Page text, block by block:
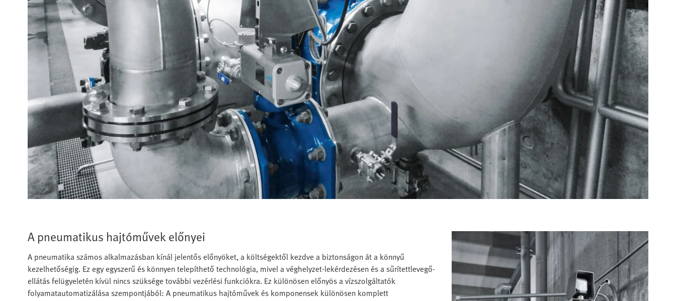
A pneumatikus hajtóművek előnyei
A pneumatika számos alkalmazásban kínál jelentős előnyöket, a költségektől kezdve a biztonságon át a könnyű
kezelhetőségig. Ez egy egyszerű és könnyen telepíthető technológia, mivel a véghelyzet-lekérdezésen és a sűrítettlevegő-
ellátás felügyeletén kívül nincs szüksége további vezérlési funkciókra. Ez különösen előnyös a vízszolgáltatók
folyamatautomatizálása szempontjából: A pneumatikus hajtóművek és komponensek különösen komplett